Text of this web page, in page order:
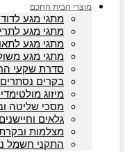
מוצרי הבית החכם
מתגי מגע
מתגי מגע
מתגי מגע
מתגי מגע
סדרת שקעי
בקרים נסתרים
מיזוג
מסכי שליטה
גלאים וחיישנים
מצלמות
התקני חשמל